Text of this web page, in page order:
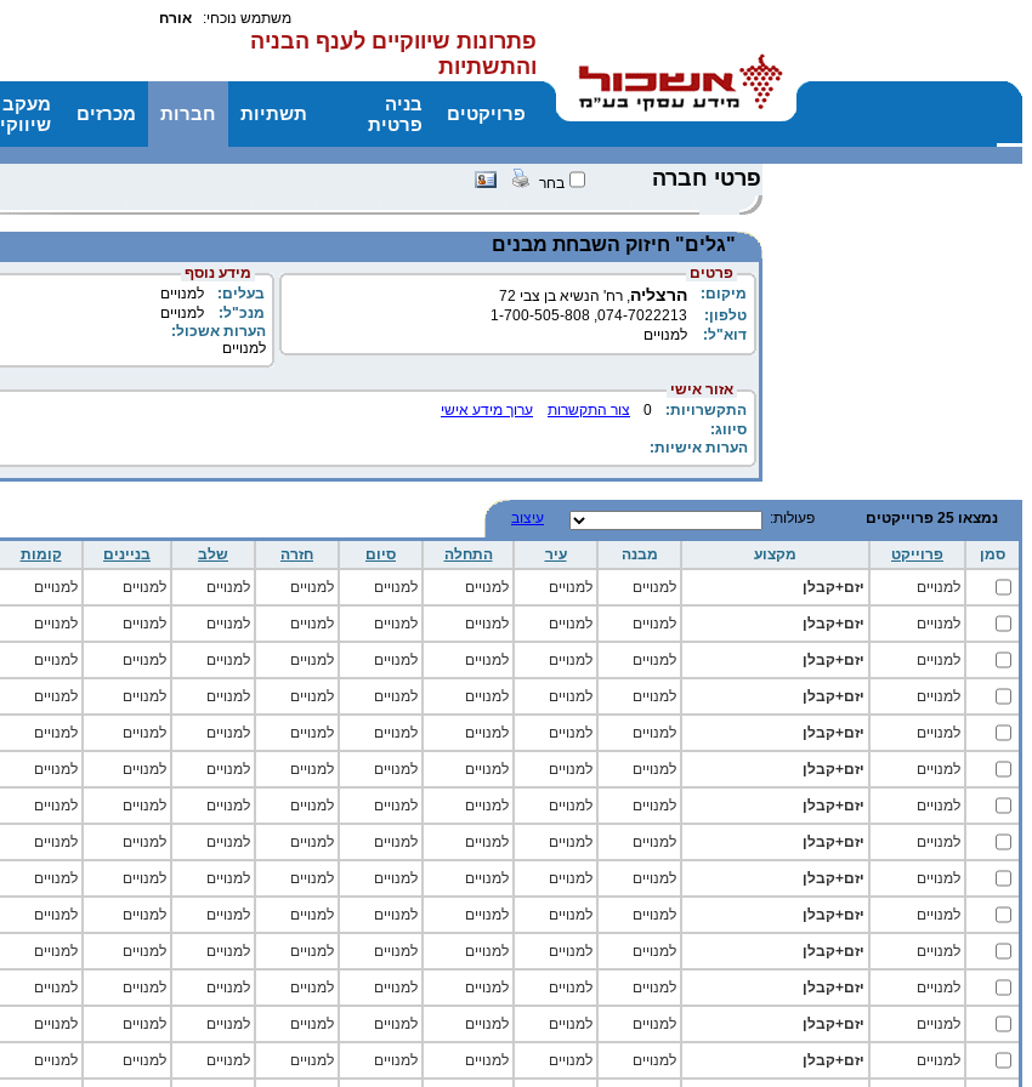
משתמש נוכחי: אורח
פתרונות שיווקיים לענף הבניה
והתשתיות
פרויקטים
בניה
פרטית
תשתיות חברות מכרזים
מעקב
שיווקי
פרטי חברה בחר
"גלים" חיזוק השבחת מבנים
פרטים
מיקום:
הרצליה, רח' הנשיא בן צבי 72
טלפון:
074-7022213, 1-700-505-808
דוא"ל:
למנויים
מידע נוסף
בעלים:
למנויים
מנכ"ל:
למנויים
הערות אשכול:
למנויים
אזור אישי
התקשרויות:
0 צור התקשרות
ערוך מידע אישי
סיווג:
הערות אישיות:
נמצאו 25 פרוייקטים פעולות: עיצוב
סמן פרוייקט מקצוע מבנה עיר התחלה סיום חזרה שלב בניינים קומות
למנויים
יזם+קבלן למנויים למנויים למנויים למנויים למנויים למנויים למנויים למנויים
למנויים יזם+קבלן למנויים למנויים למנויים למנויים למנויים למנויים למנויים למנויים
למנויים יזם+קבלן למנויים למנויים למנויים למנויים למנויים למנויים למנויים למנויים
למנויים יזם+קבלן למנויים למנויים למנויים למנויים למנויים למנויים למנויים למנויים
למנויים יזם+קבלן למנויים למנויים למנויים למנויים למנויים למנויים למנויים למנויים
למנויים יזם+קבלן למנויים למנויים למנויים למנויים למנויים למנויים למנויים למנויים
למנויים יזם+קבלן למנויים למנויים למנויים למנויים למנויים למנויים למנויים למנויים
למנויים יזם+קבלן למנויים למנויים למנויים למנויים למנויים למנויים למנויים למנויים
למנויים יזם+קבלן למנויים למנויים למנויים למנויים למנויים למנויים למנויים למנויים
למנויים יזם+קבלן למנויים למנויים למנויים למנויים למנויים למנויים למנויים למנויים
למנויים יזם+קבלן למנויים למנויים למנויים למנויים למנויים למנויים למנויים למנויים
למנויים יזם+קבלן למנויים למנויים למנויים למנויים למנויים למנויים למנויים למנויים
למנויים יזם+קבלן למנויים למנויים למנויים למנויים למנויים למנויים למנויים למנויים
למנויים יזם+קבלן למנויים למנויים למנויים למנויים למנויים למנויים למנויים למנויים